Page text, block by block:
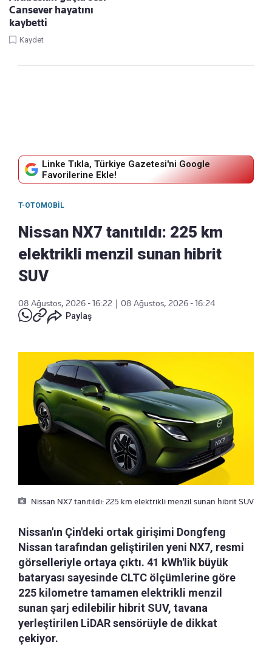
Cansever hayatını
kaybetti
Kaydet
Linke Tıkla, Türkiye Gazetesi'ni Google
Favorilerine Ekle!
T-OTOMOBIL
Nissan NX7 tanıtıldı: 225 km
elektrikli menzil sunan hibrit
SUV
08 Ağustos, 2026 - 16:22
08 Ağustos, 2026 - 16:24
Paylaş
Nissan NX7 tanıtıldı: 225 km elektrikli menzil sunan hibrit SUV
Nissan'ın Çin'deki ortak girişimi Dongfeng
Nissan tarafından geliştirilen yeni NX7, resmi
görselleriyle ortaya çıktı. 41 kWh'lik büyük
bataryası sayesinde CLTC ölçümlerine göre
225 kilometre tamamen elektrikli menzil
sunan şarj edilebilir hibrit SUV, tavana
yerleştirilen LiDAR sensörüyle de dikkat
çekiyor.